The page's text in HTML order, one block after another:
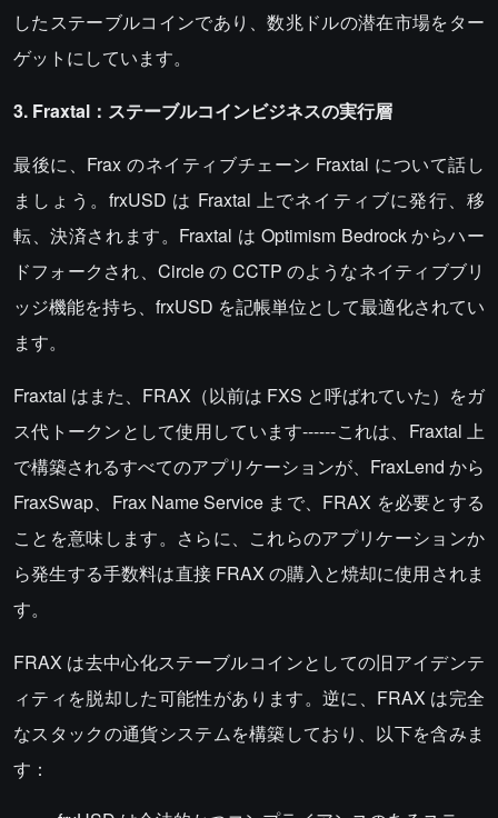
したステーブルコインであり、数兆ドルの潜在市場をター
ゲットにしています。
3. Fraxtal：ステーブルコインビジネスの実行層
最後に、Frax のネイティブチェーン Fraxtal について話し
ましょう。frxUSD は Fraxtal 上でネイティブに発行、移
転、決済されます。Fraxtal は Optimism Bedrock からハー
ドフォークされ、Circle の CCTP のようなネイティブブリ
ッジ機能を持ち、frxUSD を記帳単位として最適化されてい
ます。
Fraxtal はまた、FRAX（以前は FXS と呼ばれていた）をガ
ス代トークンとして使用しています------これは、Fraxtal 上
で構築されるすべてのアプリケーションが、FraxLend から
FraxSwap、Frax Name Service まで、FRAX を必要とする
ことを意味します。さらに、これらのアプリケーションか
ら発生する手数料は直接 FRAX の購入と焼却に使用されま
す。
FRAX は去中心化ステーブルコインとしての旧アイデンテ
ィティを脱却した可能性があります。逆に、FRAX は完全
なスタックの通貨システムを構築しており、以下を含みま
す：